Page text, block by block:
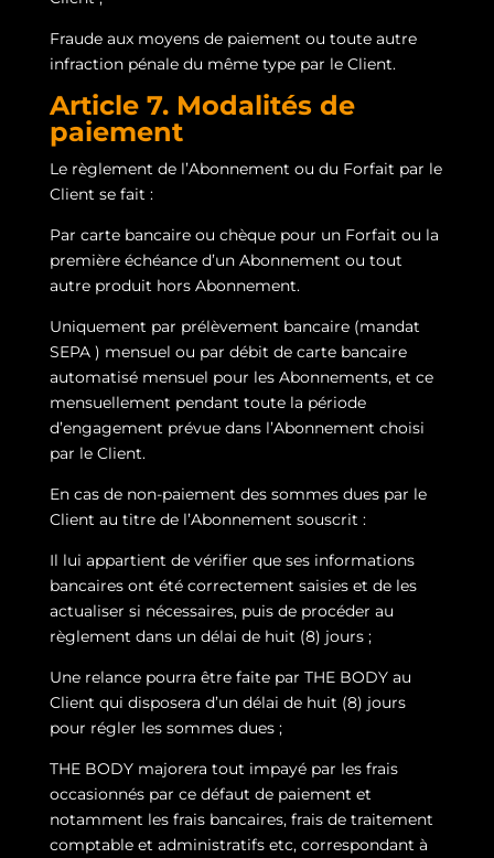
Fraude aux moyens de paiement ou toute autre
infraction pénale du même type par le Client.
Article 7. Modalités de
paiement
Le règlement de l’Abonnement ou du Forfait par le
Client se fait :
Par carte bancaire ou chèque pour un Forfait ou la
première échéance d’un Abonnement ou tout
autre produit hors Abonnement.
Uniquement par prélèvement bancaire (mandat
SEPA ) mensuel ou par débit de carte bancaire
automatisé mensuel pour les Abonnements, et ce
mensuellement pendant toute la période
d’engagement prévue dans l’Abonnement choisi
par le Client.
En cas de non-paiement des sommes dues par le
Client au titre de l’Abonnement souscrit :
Il lui appartient de vérifier que ses informations
bancaires ont été correctement saisies et de les
actualiser si nécessaires, puis de procéder au
règlement dans un délai de huit (8) jours ;
Une relance pourra être faite par THE BODY au
Client qui disposera d’un délai de huit (8) jours
pour régler les sommes dues ;
THE BODY majorera tout impayé par les frais
occasionnés par ce défaut de paiement et
notamment les frais bancaires, frais de traitement
comptable et administratifs etc, correspondant à